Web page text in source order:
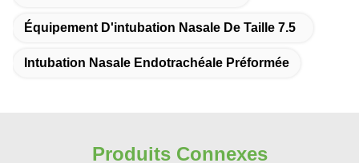
Équipement D'intubation Nasale De Taille 7.5
Intubation Nasale Endotrachéale Préformée
Produits Connexes